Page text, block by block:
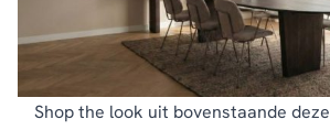
Shop the look uit bovenstaande